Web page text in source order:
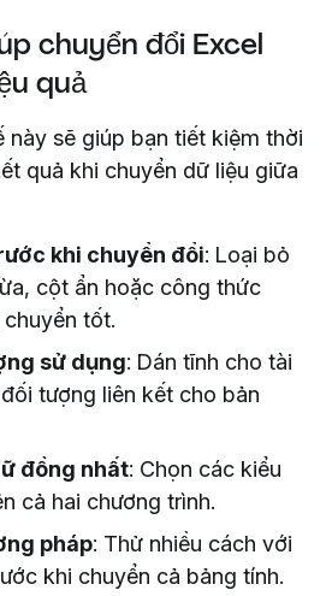
chuyển đổi Excel
quả
này sẽ giúp bạn tiết kiệm thời
quả khi chuyển dữ liệu giữa
khi chuyển đổi: Loại bỏ
cột ẩn hoặc công thức
tốt.
sử dụng: Dán tĩnh cho tài
tượng liên kết cho bản
đồng nhất: Chọn các kiểu
cả hai chương trình.
pháp: Thử nhiều cách với
khi chuyển cả bảng tính.